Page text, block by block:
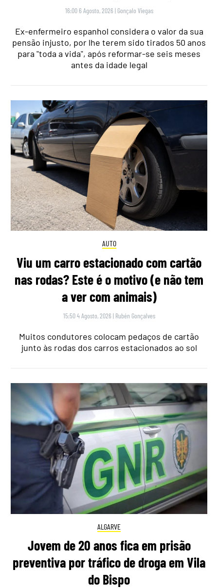
16:00 6 Agosto, 2026 | Gonçalo Viegas
Ex-enfermeiro espanhol considera o valor da sua
pensão injusto, por lhe terem sido tirados 50 anos
para "toda a vida", após reformar-se seis meses
antes da idade legal
AUTO
Viu um carro estacionado com cartão
nas rodas? Este é o motivo (e não tem
a ver com animais)
15:50 4 Agosto, 2026 | Rubén Gonçalves
Muitos condutores colocam pedaços de cartão
junto às rodas dos carros estacionados ao sol
ALGARVE
Jovem de 20 anos fica em prisão
preventiva por tráfico de droga em Vila
do Bispo